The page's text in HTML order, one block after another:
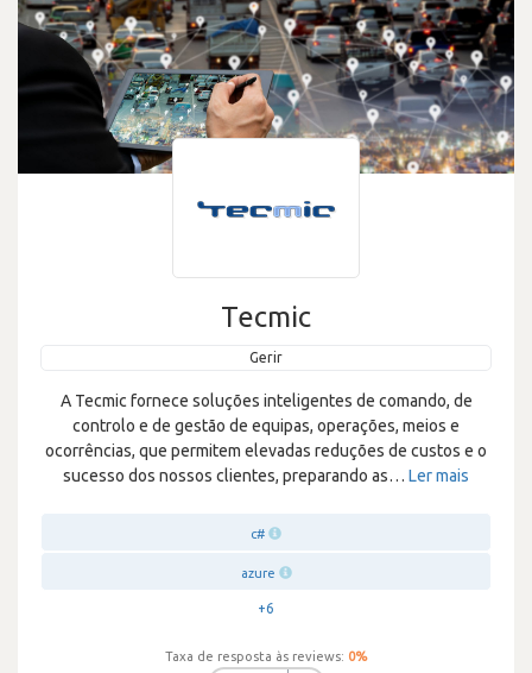
Tecmic
Gerir
A Tecmic fornece soluções inteligentes de comando, de
controlo e de gestão de equipas, operações, meios e
ocorrências, que permitem elevadas reduções de custos e o
sucesso dos nossos clientes, preparando as… Ler mais
c#
azure
+6
Taxa de resposta às reviews: 0%